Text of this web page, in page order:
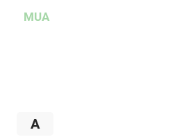
MUA
A